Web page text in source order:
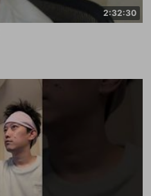
2:32:30